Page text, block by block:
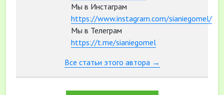
Мы в Инстаграм
https://www.instagram.com/sianiegomel/
Мы в Телеграм
https://t.me/sianiegomel
Все статьи этого автора →